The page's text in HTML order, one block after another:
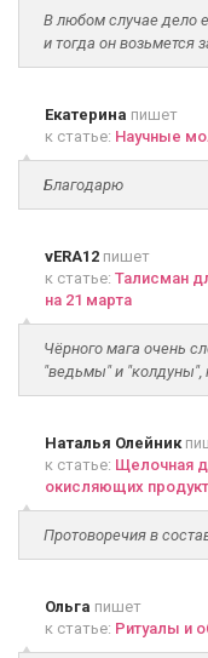
В любом случае дело
и тогда он возьмется
Екатерина пишет
к статье: Научные
Благодарю
vERA12 пишет
к статье: Талисман
на 21 марта
Чёрного мага очень
"ведьмы" и "колдуны",
Наталья Олейник
к статье: Щелочная
окисляющих
Протоворечия в
Ольга пишет
к статье: Ритуалы и